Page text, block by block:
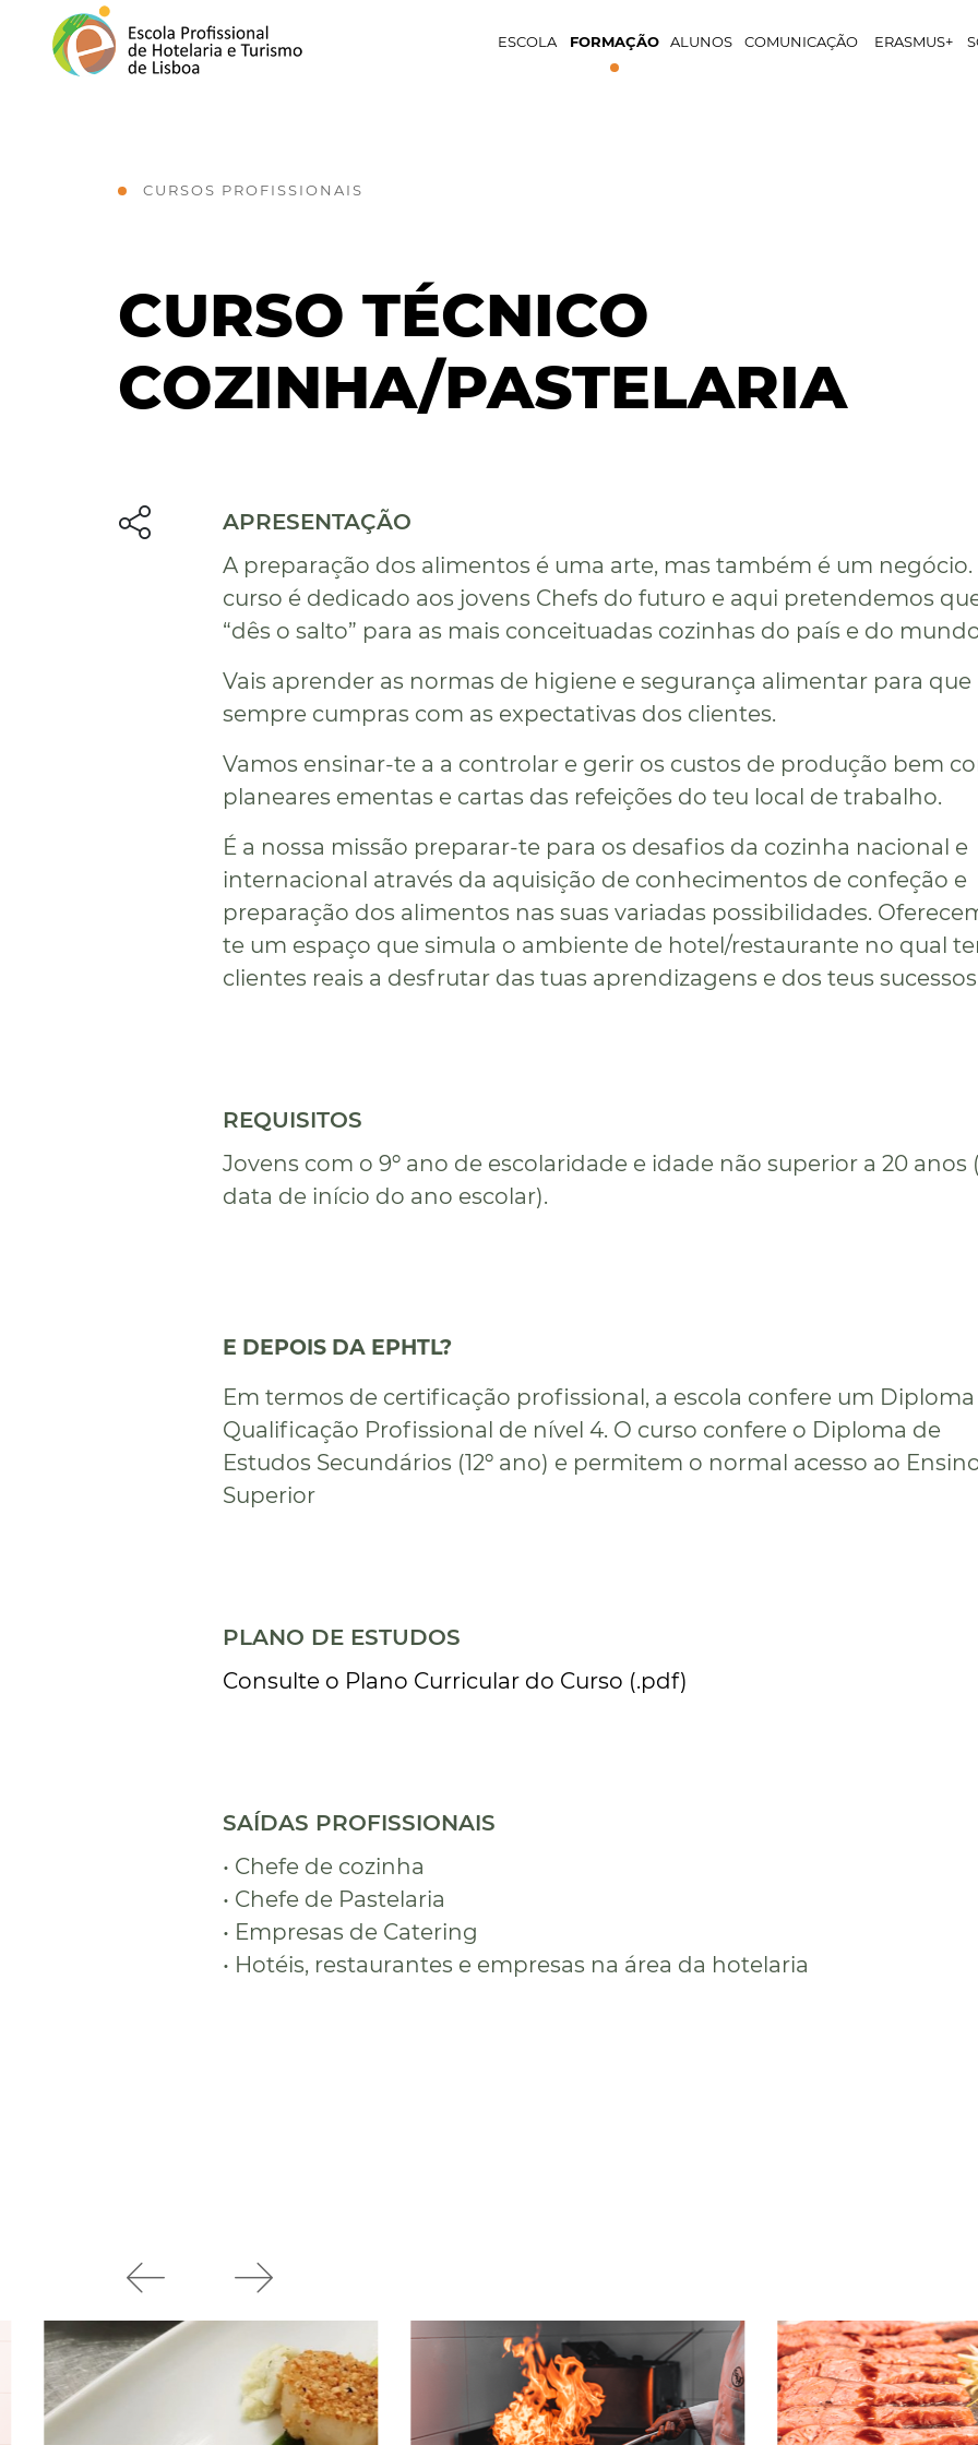
ESCOLA FORMAÇÃO ALUNOS COMUNICAÇÃO ERASMUS+
CURSOS PROFISSIONAIS
CURSO TÉCNICO
COZINHA/PASTELARIA
APRESENTAÇÃO
A preparação dos alimentos é uma arte, mas também é um negócio.
curso é dedicado aos jovens Chefs do futuro e aqui pretendemos
“dês o salto” para as mais conceituadas cozinhas do país e do
Vais aprender as normas de higiene e segurança alimentar para que
sempre cumpras com as expectativas dos clientes.
Vamos ensinar-te a a controlar e gerir os custos de produção bem
planeares ementas e cartas das refeições do teu local de trabalho.
É a nossa missão preparar-te para os desafios da cozinha nacional e
internacional através da aquisição de conhecimentos de confeção e
preparação dos alimentos nas suas variadas possibilidades.
te um espaço que simula o ambiente de hotel/restaurante no qual
clientes reais a desfrutar das tuas aprendizagens e dos teus
REQUISITOS
Jovens com o 9º ano de escolaridade e idade não superior a 20 anos
data de início do ano escolar).
E DEPOIS DA EPHTL?
Em termos de certificação profissional, a escola confere um
Qualificação Profissional de nível 4. O curso confere o Diploma de
Estudos Secundários (12º ano) e permitem o normal acesso ao
Superior
PLANO DE ESTUDOS
Consulte o Plano Curricular do Curso (.pdf)
SAÍDAS PROFISSIONAIS
• Chefe de cozinha
• Chefe de Pastelaria
• Empresas de Catering
• Hotéis, restaurantes e empresas na área da hotelaria